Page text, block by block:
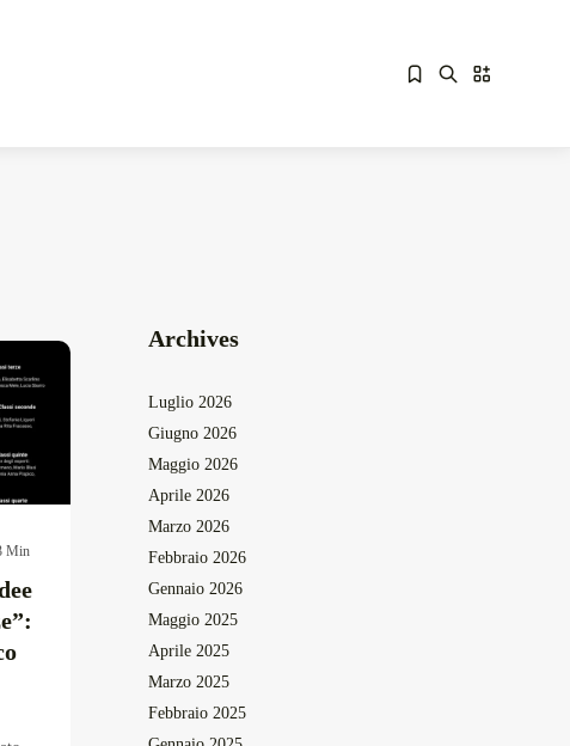
Min
Archives
Luglio 2026
Giugno 2026
Maggio 2026
Aprile 2026
Marzo 2026
Febbraio 2026
Gennaio 2026
Maggio 2025
Aprile 2025
Marzo 2025
Febbraio 2025